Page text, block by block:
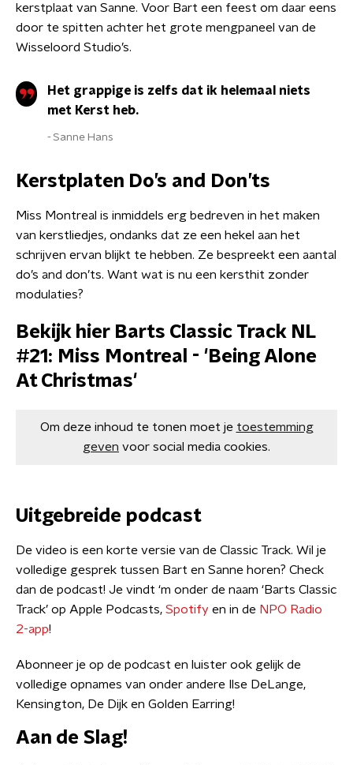
kerstplaat van Sanne. Voor Bart een feest om daar eens
door te spitten achter het grote mengpaneel van de
Wisseloord Studio’s.
Het grappige is zelfs dat ik helemaal niets
met Kerst heb.
Sanne Hans
Kerstplaten Do’s and Don’ts
Miss Montreal is inmiddels erg bedreven in het maken
van kerstliedjes, ondanks dat ze een hekel aan het
schrijven ervan blijkt te hebben. Ze bespreekt een aantal
do’s and don’ts. Want wat is nu een kersthit zonder
modulaties?
Bekijk hier Barts Classic Track NL
#21: Miss Montreal - 'Being Alone
At Christmas'
Om deze inhoud te tonen moet je toestemming
geven voor social media cookies.
Uitgebreide podcast
De video is een korte versie van de Classic Track. Wil je
volledige gesprek tussen Bart en Sanne horen? Check
dan de podcast! Je vindt ‘m onder de naam ‘Barts Classic
Track’ op Apple Podcasts, Spotify en in de NPO Radio
2-app!
Abonneer je op de podcast en luister ook gelijk de
volledige opnames van onder andere Ilse DeLange,
Kensington, De Dijk en Golden Earring!
Aan de Slag!